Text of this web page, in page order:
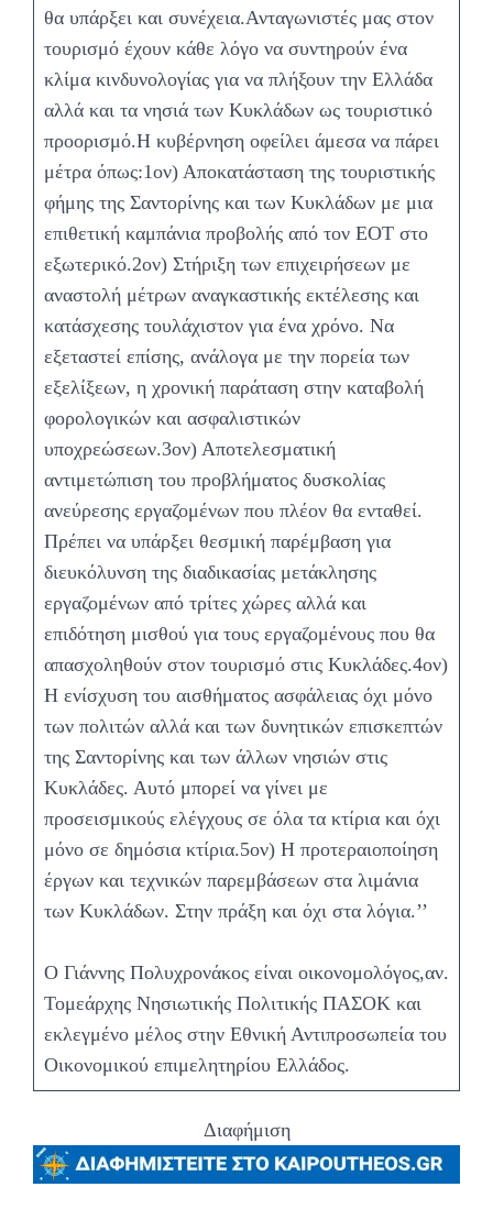
θα υπάρξει και συνέχεια.Ανταγωνιστές μας στον
τουρισμό έχουν κάθε λόγο να συντηρούν ένα
κλίμα κινδυνολογίας για να πλήξουν την Ελλάδα
αλλά και τα νησιά των Κυκλάδων ως τουριστικό
προορισμό.Η κυβέρνηση οφείλει άμεσα να πάρει
μέτρα όπως:1ον) Αποκατάσταση της τουριστικής
φήμης της Σαντορίνης και των Κυκλάδων με μια
επιθετική καμπάνια προβολής από τον ΕΟΤ στο
εξωτερικό.2ον) Στήριξη των επιχειρήσεων με
αναστολή μέτρων αναγκαστικής εκτέλεσης και
κατάσχεσης τουλάχιστον για ένα χρόνο. Να
εξεταστεί επίσης, ανάλογα με την πορεία των
εξελίξεων, η χρονική παράταση στην καταβολή
φορολογικών και ασφαλιστικών
υποχρεώσεων.3ον) Αποτελεσματική
αντιμετώπιση του προβλήματος δυσκολίας
ανεύρεσης εργαζομένων που πλέον θα ενταθεί.
Πρέπει να υπάρξει θεσμική παρέμβαση για
διευκόλυνση της διαδικασίας μετάκλησης
εργαζομένων από τρίτες χώρες αλλά και
επιδότηση μισθού για τους εργαζομένους που θα
απασχοληθούν στον τουρισμό στις Κυκλάδες.4ον)
Η ενίσχυση του αισθήματος ασφάλειας όχι μόνο
των πολιτών αλλά και των δυνητικών επισκεπτών
της Σαντορίνης και των άλλων νησιών στις
Κυκλάδες. Αυτό μπορεί να γίνει με
προσεισμικούς ελέγχους σε όλα τα κτίρια και όχι
μόνο σε δημόσια κτίρια.5ον) Η προτεραιοποίηση
έργων και τεχνικών παρεμβάσεων στα λιμάνια
των Κυκλάδων. Στην πράξη και όχι στα λόγια.’’
Ο Γιάννης Πολυχρονάκος είναι οικονομολόγος,αν.
Τομεάρχης Νησιωτικής Πολιτικής ΠΑΣΟΚ και
εκλεγμένο μέλος στην Εθνική Αντιπροσωπεία του
Οικονομικού επιμελητηρίου Ελλάδος.
Διαφήμιση